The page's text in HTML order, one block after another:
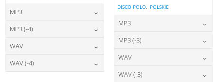
MP3
cena:
DODAJ DO KOSZYKA
MP3 (-4)
DODAJ DO KOSZYKA
WAV
cena:
WAV (-4)
DISCO POLO, POLSKIE
MP3
cena:
DODAJ DO KOSZYKA
MP3 (-3)
DODAJ DO KOSZYKA
WAV
cena:
WAV (-3)